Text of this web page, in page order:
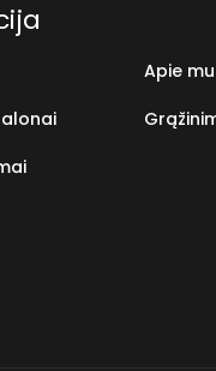
Apie